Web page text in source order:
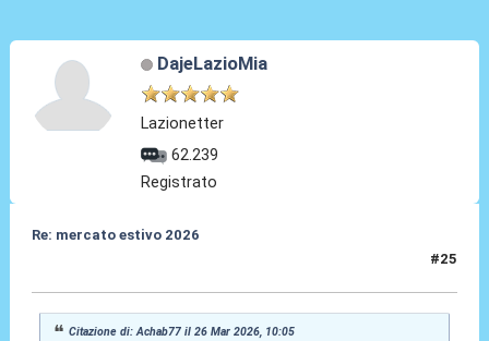
DajeLazioMia
Lazionetter
62.239
Registrato
Re: mercato estivo 2026
#25
Citazione di: Achab77 il 26 Mar 2026, 10:05